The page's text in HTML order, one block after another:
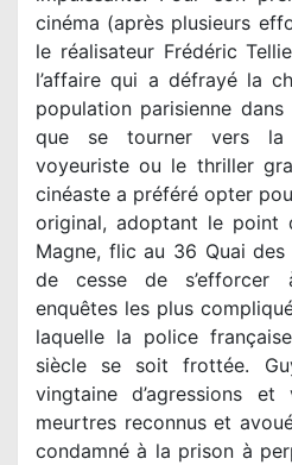
cinéma (après plusieurs
le réalisateur Frédéric
l’affaire qui a défrayé la
population parisienne dans
que se tourner vers la
voyeuriste ou le thriller
cinéaste a préféré opter
original, adoptant le point
Magne, flic au 36 Quai des
de cesse de s’efforcer
enquêtes les plus
laquelle la police
siècle se soit frottée.
vingtaine d’agressions
meurtres reconnus et
condamné à la prison à